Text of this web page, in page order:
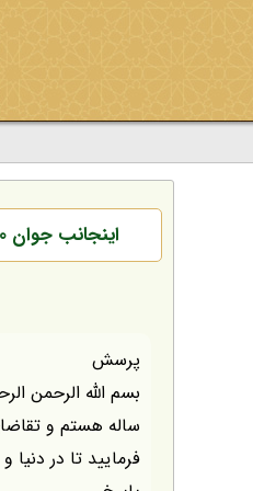
اینجانب جوان ۲۰ ساله هستم و تقاضای عاجزانه دارم بنده جوان را از دعای خیر خویش محروم نفرمایید و بنده را نصیحت فرمایید تا در دنیا و آخرت سعادتمند باشیم
پرسش
ساله هستم و
فرمایید تا در